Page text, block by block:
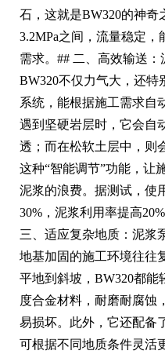
石，这就是BW320的神奇
3.2MPa之间，流量稳定
需求。## 二、高效输送：
BW320不仅力气大，还特
系统，能根据施工需求自
遇到坚硬岩层时，它会自
透；而在松软土层中，则
这种“智能调节”功能，让
泥浆的浪费。据测试，使
30%，泥浆利用率提高
三、适应复杂地质：泥浆
地基加固的施工环境往往
平地到斜坡，BW320都能
度合金材料，耐磨耐腐蚀
易损坏。此外，它还配备
可根据不同地质条件灵活